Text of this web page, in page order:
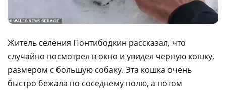
Житель селения Понтибодкин рассказал, что
случайно посмотрел в окно и увидел черную кошку,
размером с большую собаку. Эта кошка очень
быстро бежала по соседнему полю, а потом